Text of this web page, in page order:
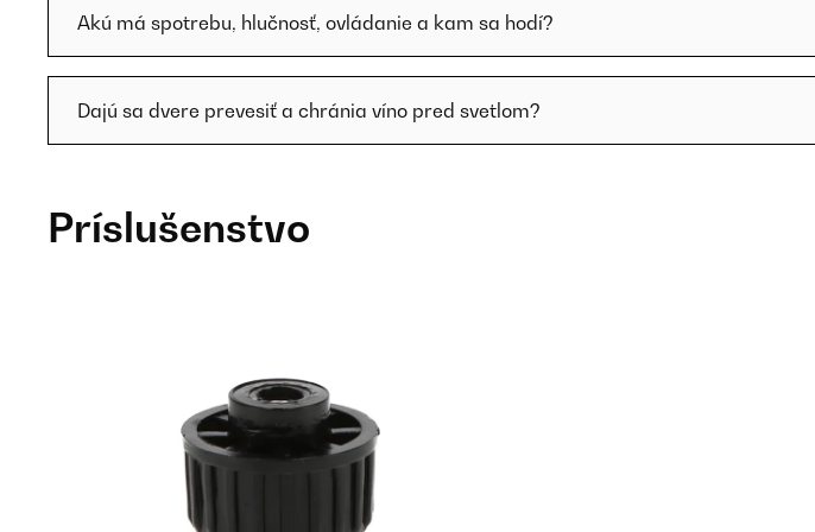
Akú má spotrebu, hlučnosť, ovládanie a kam sa hodí?
Dajú sa dvere prevesiť a chránia víno pred svetlom?
Príslušenstvo